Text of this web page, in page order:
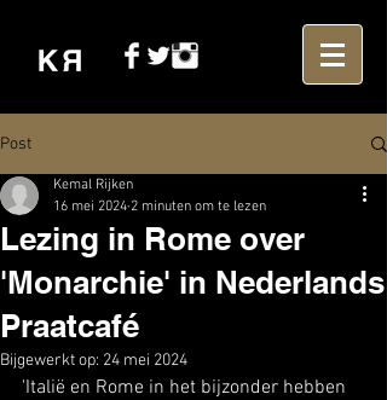
Post
Lezing in Rome over
'Monarchie' in Nederlands
Praatcafé
Kemal Rijken
16 mei 2024 2 minuten om te lezen
Bijgewerkt op: 24 mei 2024
'Italië en Rome in het bijzonder hebben